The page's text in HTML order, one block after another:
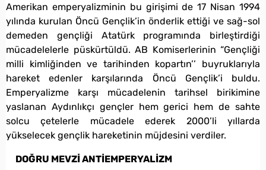
Amerikan emperyalizminin bu girişimi de 17 Nisan 1994
yılında kurulan Öncü Gençlik’in önderlik ettiği ve sağ-sol
demeden gençliği Atatürk programında birleştirdiği
mücadelelerle püskürtüldü. AB Komiserlerinin “Gençliği
milli kimliğinden ve tarihinden kopartın’’ buyruklarıyla
hareket edenler karşılarında Öncü Gençlik’i buldu.
Emperyalizme karşı mücadelenin tarihsel birikimine
yaslanan Aydınlıkçı gençler hem gerici hem de sahte
solcu çetelerle mücadele ederek 2000’li yıllarda
yükselecek gençlik hareketinin müjdesini verdiler.
DOĞRU MEVZİ ANTİEMPERYALİZM